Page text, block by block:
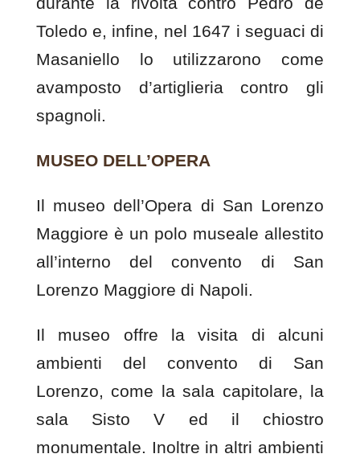
Toledo e, infine, nel 1647 i seguaci di
Masaniello lo utilizzarono come
avamposto d’artiglieria contro gli
spagnoli.
MUSEO DELL’OPERA
Il museo dell’Opera di San Lorenzo
Maggiore è un polo museale allestito
all’interno del convento di San
Lorenzo Maggiore di Napoli.
Il museo offre la visita di alcuni
ambienti del convento di San
Lorenzo, come la sala capitolare, la
sala Sisto V ed il chiostro
monumentale. Inoltre in altri ambienti